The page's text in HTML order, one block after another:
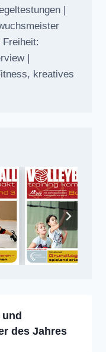
|
Freiheit:
|
kreatives
des Jahres